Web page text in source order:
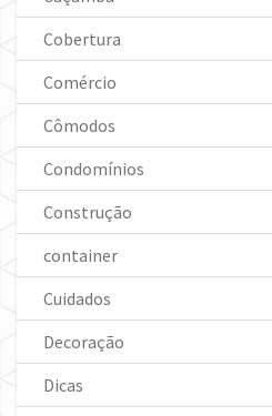
Cobertura
Comércio
Cômodos
Condomínios
Construção
container
Cuidados
Decoração
Dicas